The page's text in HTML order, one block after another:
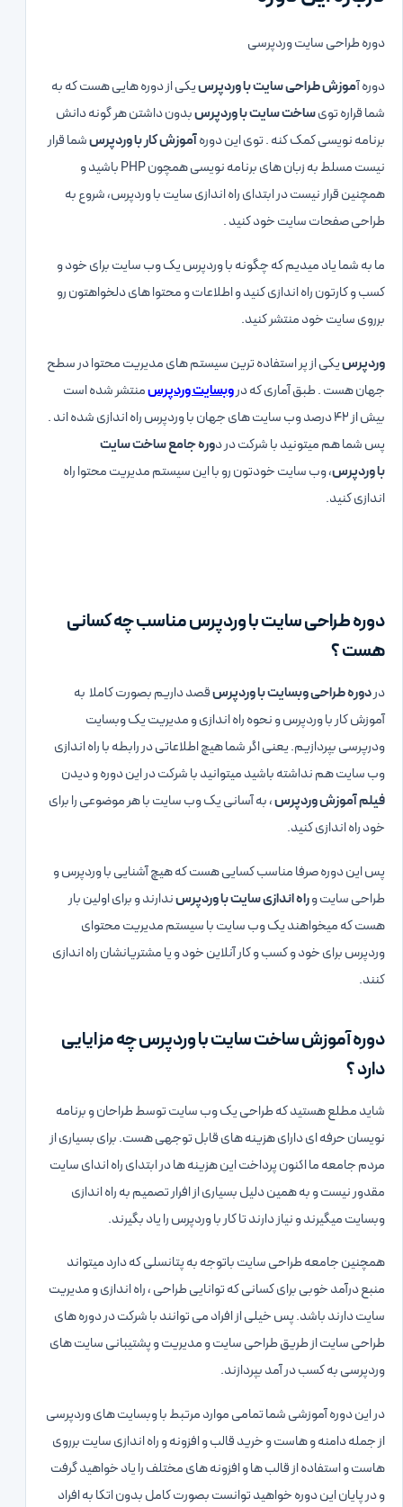
دوره طراحی سایت وردپرسی
دوره آموزش طراحی سایت با وردپرسیکی از دوره هایی هست که به
شما قراره تویساخت سایت با وردپرسبدون داشتن هر گونه دانش
برنامه نویسی کمک کنه . توی این دورهآموزش کار با وردپرسشما قرار
نیست مسلط به زبان های برنامه نویسی همچون PHP باشید و
همچنین قرار نیست در ابتدای راه اندازی سایت با وردپرس، شروع به
طراحی صفحات سایت خود کنید .
ما به شما یاد میدیم که چگونه با وردپرس یک وب سایت برای خود و
کسب و کارتون راه اندازی کنید و اطلاعات و محتوا های دلخواهتون رو
برروی سایت خود منتشر کنید.
وردپرسیکی از پر استفاده ترین سیستم های مدیریت محتوا در سطح
جهان هست . طبق آماری که دروبسایت وردپرسمنتشر شده است
بیش از ۴۲ درصد وب سایت های جهان با وردپرس راه اندازی شده اند .
پس شما هم میتونید با شرکت در دوره جامع ساخت سایت
با وردپرس، وب سایت خودتون رو با این سیستم مدیریت محتوا راه
اندازی کنید.
دوره طراحی سایت با وردپرس مناسب چه کسانی
هست ؟
دردوره طراحی وبسایت با وردپرسقصد داریم بصورت کاملا به
آموزش کار با وردپرس و نحوه راه اندازی و مدیریت یک وبسایت
ودرپرسی بپردازیم. یعنی اگر شما هیچ اطلاعاتی در رابطه با راه اندازی
وب سایت هم نداشته باشید میتوانید با شرکت در این دوره و دیدن
فیلم آموزش وردپرس، به آسانی یک وب سایت با هر موضوعی را برای
خود راه اندازی کنید.
پس این دوره صرفا مناسب کسایی هست که هیچ آشنایی با وردپرس و
طراحی سایت وراه اندازی سایت با وردپرسندارند و برای اولین بار
هست که میخواهند یک وب سایت با سیستم مدیریت محتوای
وردپرس برای خود و کسب و کار آنلاین خود و یا مشتریانشان راه اندازی
کنند.
دوره آموزش ساخت سایت با وردپرس چه مزایایی
دارد ؟​
شاید مطلع هستید که طراحی یک وب سایت توسط طراحان و برنامه
نویسان حرفه ای دارای هزینه های قابل توجهی هست. برای بسیاری از
مردم جامعه ما اکنون پرداخت این هزینه ها در ابتدای راه اندای سایت
مقدور نیست و به همین دلیل بسیاری از افرار تصمیم به راه اندازی
وبسایت میگیرند و نیاز دارند تا کار با وردپرس را یاد بگیرند.
همچنین جامعه طراحی سایت باتوجه به پتانسلی که دارد میتواند
منبع درآمد خوبی برای کسانی که توانایی طراحی ، راه اندازی و مدیریت
سایت دارند باشد. پس خیلی از افراد می توانند با شرکت در دوره های
طراحی سایت از طریق طراحی سایت و مدیریت و پشتیبانی سایت های
وردپرسی به کسب در آمد بپردازند.
در این دوره آموزشی شما تمامی موارد مرتبط با وبسایت های وردپرسی
از جمله دامنه و هاست و خرید قالب و افزونه و راه اندازی سایت برروی
هاست و استفاده از قالب ها و افزونه های مختلف را یاد خواهید گرفت
و در پایان این دوره خواهید توانست بصورت کامل بدون اتکا به افراد